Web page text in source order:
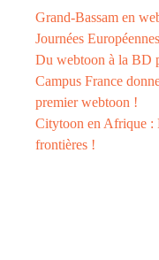
Grand-Bassam en
Journées
Du webtoon à la BD
Campus France
premier webtoon !
Citytoon en Afrique :
frontières !